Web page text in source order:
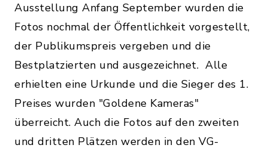
Ausstellung Anfang September wurden die
Fotos nochmal der Öffentlichkeit vorgestellt,
der Publikumspreis vergeben und die
Bestplatzierten und ausgezeichnet. Alle
erhielten eine Urkunde und die Sieger des 1.
Preises wurden "Goldene Kameras"
überreicht. Auch die Fotos auf den zweiten
und dritten Plätzen werden in den VG-